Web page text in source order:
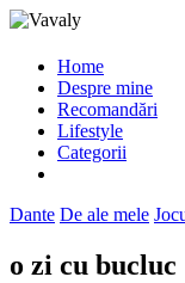
Home
Despre mine
Recomandări
Lifestyle
Categorii
Dante De ale mele
o zi cu bucluc